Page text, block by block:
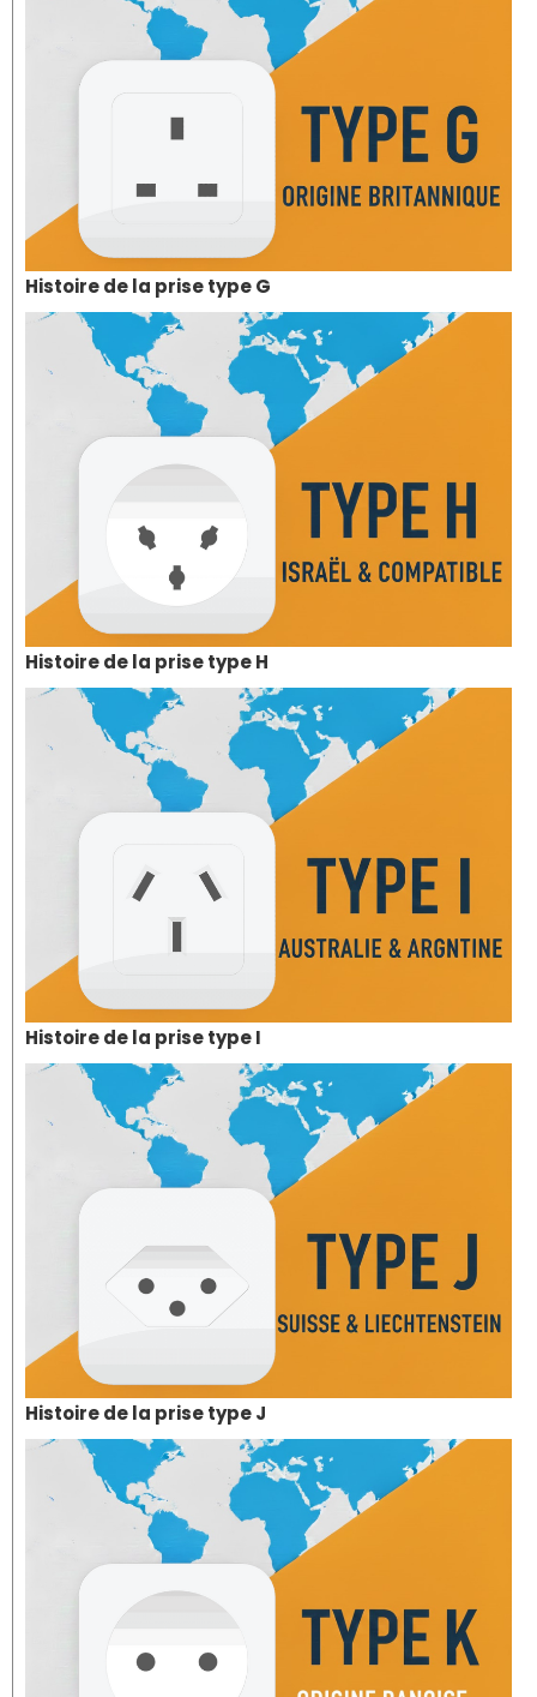
Histoire de la prise type G
Histoire de la prise type H
Histoire de la prise type I
Histoire de la prise type J